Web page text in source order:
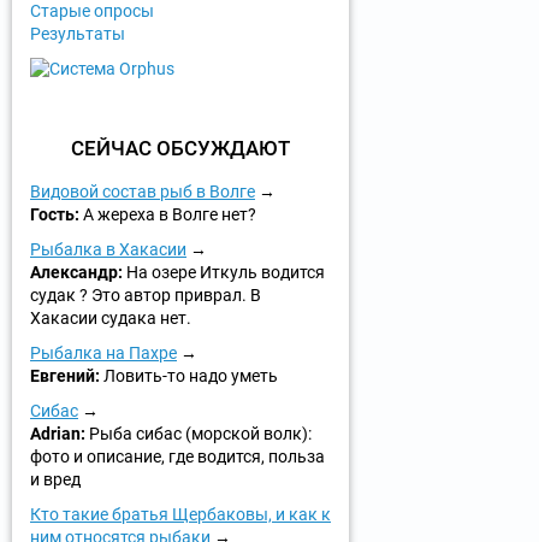
Старые опросы
Результаты
СЕЙЧАС ОБСУЖДАЮТ
Видовой состав рыб в Волге
Гость: А жереха в Волге нет?
Рыбалка в Хакасии
Александр: На озере Иткуль водится
судак ? Это автор приврал. В
Хакасии судака нет.
Рыбалка на Пахре
Евгений: Ловить-то надо уметь
Сибас
Adrian: Рыба сибас (морской волк):
фото и описание, где водится, польза
и вред
Кто такие братья Щербаковы, и как к
ним относятся рыбаки